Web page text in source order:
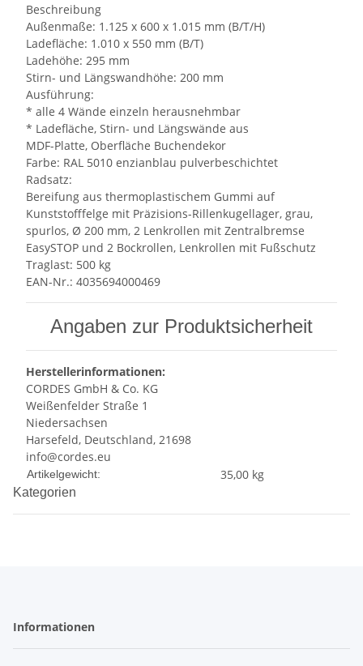
Beschreibung
Außenmaße: 1.125 x 600 x 1.015 mm (B/T/H)
Ladefläche: 1.010 x 550 mm (B/T)
Ladehöhe: 295 mm
Stirn- und Längswandhöhe: 200 mm
Ausführung:
* alle 4 Wände einzeln herausnehmbar
* Ladefläche, Stirn- und Längswände aus
MDF-Platte, Oberfläche Buchendekor
Farbe: RAL 5010 enzianblau pulverbeschichtet
Radsatz:
Bereifung aus thermoplastischem Gummi auf
Kunststofffelge mit Präzisions-Rillenkugellager, grau,
spurlos, Ø 200 mm, 2 Lenkrollen mit Zentralbremse
EasySTOP und 2 Bockrollen, Lenkrollen mit Fußschutz
Traglast: 500 kg
EAN-Nr.: 4035694000469
Angaben zur Produktsicherheit
Herstellerinformationen:
CORDES GmbH & Co. KG
Weißenfelder Straße 1
Niedersachsen
Harsefeld, Deutschland, 21698
info@cordes.eu
Produkteigenschaft
Wert
Artikelgewicht: 35,00 kg
Kategorien
Informationen